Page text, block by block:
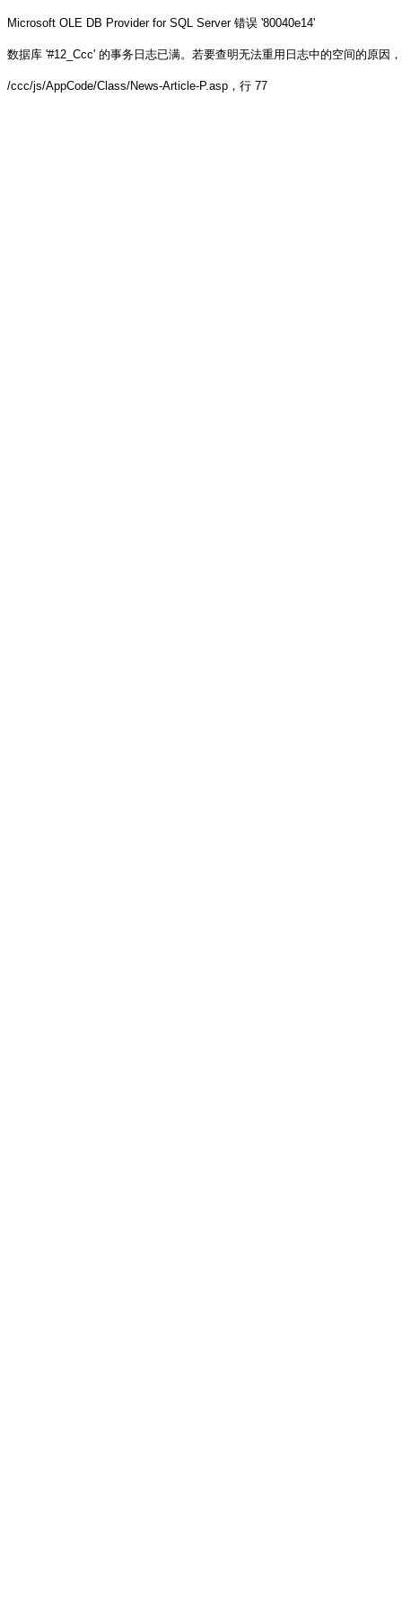
Microsoft OLE DB Provider for SQL Server 错误 '80040e14'
数据库 '#12_Ccc' 的事务日志已满。若要查明无法重用日志中的空间的原因
/ccc/js/AppCode/Class/News-Article-P.asp ，行 77